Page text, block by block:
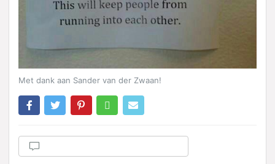
Met dank aan Sander van der Zwaan!